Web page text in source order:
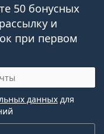
50 бонусных
и
при первом
данных для